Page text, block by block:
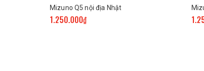
Mizuno Q5 nội địa Nhật
1.250.000₫